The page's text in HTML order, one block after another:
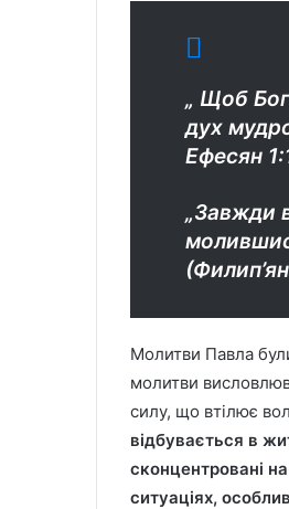
„ Щоб
дух
Ефесян
„Завжди
Молитви Павла
молитви
силу, що втілює
відбувається в
сконцентровані
ситуаціях,